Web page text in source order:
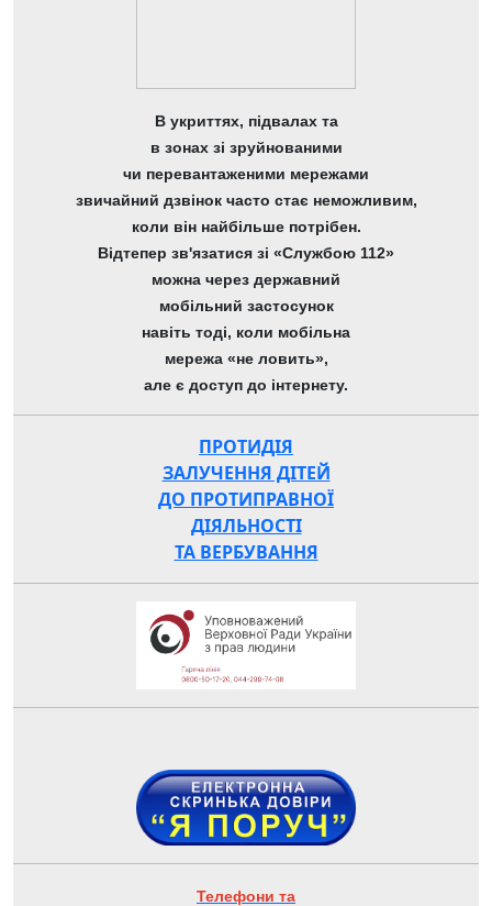
В укриттях, підвалах та
в зонах зі зруйнованими
чи перевантаженими мережами
звичайний дзвінок часто стає неможливим,
коли він найбільше потрібен.
Відтепер зв'язатися зі «Службою 112»
можна через державний
мобільний застосунок
навіть тоді, коли мобільна
мережа «не ловить»,
але є доступ до інтернету.
ПРОТИДІЯ
ЗАЛУЧЕННЯ ДІТЕЙ
ДО ПРОТИПРАВНОЇ
ДІЯЛЬНОСТІ
ТА ВЕРБУВАННЯ
Телефони та